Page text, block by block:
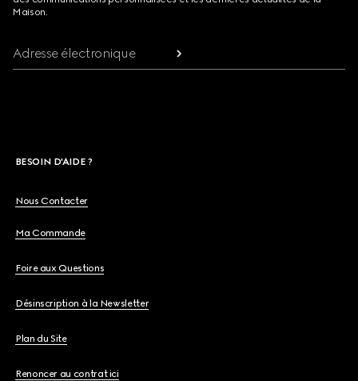
Maison.
Adresse électronique
BESOIN D'AIDE ?
Nous Contacter
Ma Commande
Foire aux Questions
Désinscription à la Newsletter
Plan du Site
Renoncer au contrat ici